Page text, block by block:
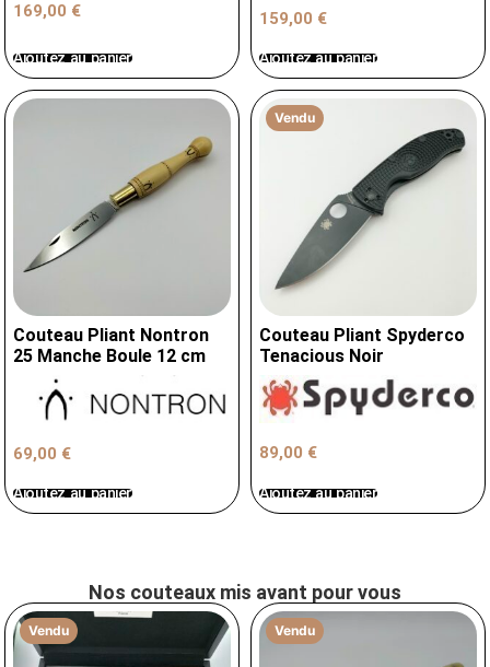
169,00 €
Ajoutez au panier
159,00 €
Ajoutez au panier
Couteau Pliant Nontron
25 Manche Boule 12 cm
69,00 €
Ajoutez au panier
Vendu
Couteau Pliant Spyderco
Tenacious Noir
89,00 €
Ajoutez au panier
Nos couteaux mis avant pour vous
Vendu Vendu